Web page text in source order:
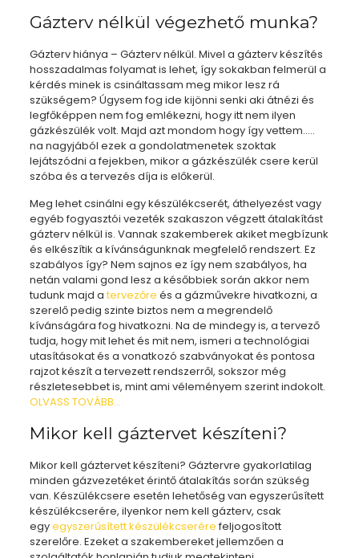
Gázterv nélkül végezhető munka?
Gázterv hiánya – Gázterv nélkül. Mivel a gázterv készítés
hosszadalmas folyamat is lehet, így sokakban felmerül a
kérdés minek is csináltassam meg mikor lesz rá
szükségem? Úgysem fog ide kijönni senki aki átnézi és
legfőképpen nem fog emlékezni, hogy itt nem ilyen
gázkészülék volt. Majd azt mondom hogy így vettem…..
na nagyjából ezek a gondolatmenetek szoktak
lejátszódni a fejekben, mikor a gázkészülék csere kerül
szóba és a tervezés díja is előkerül.
Meg lehet csinálni egy készülékcserét, áthelyezést vagy
egyéb fogyasztói vezeték szakaszon végzett átalakítást
gázterv nélkül is. Vannak szakemberek akiket megbízunk
és elkészítik a kívánságunknak megfelelő rendszert. Ez
szabályos így? Nem sajnos ez így nem szabályos, ha
netán valami gond lesz a későbbiek során akkor nem
tudunk majd atervezőre és a gázművekre hivatkozni, a
szerelő pedig szinte biztos nem a megrendelő
kívánságára fog hivatkozni. Na de mindegy is, a tervező
tudja, hogy mit lehet és mit nem, ismeri a technológiai
utasításokat és a vonatkozó szabványokat és pontosa
rajzot készít a tervezett rendszerről, sokszor még
részletesebbet is, mint ami véleményem szerint indokolt.
OLVASS TOVÁBB…
Mikor kell gáztervet készíteni?
Mikor kell gáztervet készíteni? Gáztervre gyakorlatilag
minden gázvezetéket érintő átalakítás során szükség
van. Készülékcsere esetén lehetőség van egyszerűsített
készülékcserére, ilyenkor nem kell gázterv, csak
egyegyszerűsített készülékcserére feljogosított
szerelőre. Ezeket a szakembereket jellemzően a